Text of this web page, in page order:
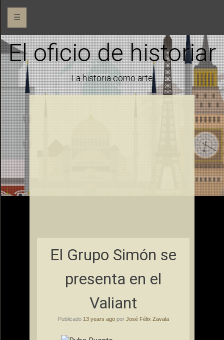
☰
El oficio de historiar
La historia como arte
El Grupo Simón se
presenta en el
Valiant
Publicado 13 years agopor José Félix Zavala